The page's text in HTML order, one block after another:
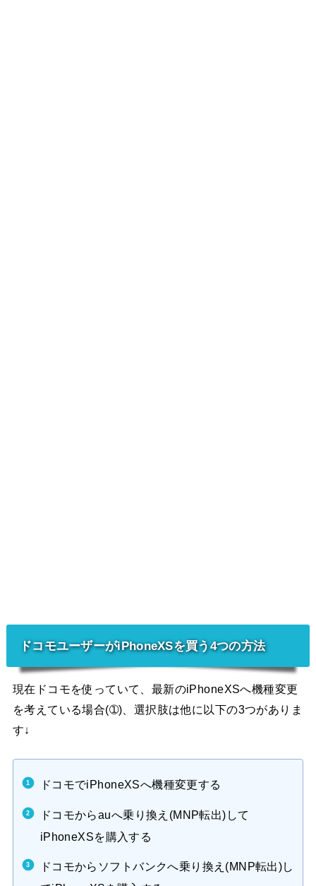
ドコモユーザーがiPhoneXSを買う4つの方法
現在ドコモを使っていて、最新のiPhoneXSへ機種変更
を考えている場合(➀)、選択肢は他に以下の3つがありま
す↓
ドコモでiPhoneXSへ機種変更する
ドコモからauへ乗り換え(MNP転出)して
iPhoneXSを購入する
ドコモからソフトバンクへ乗り換え(MNP転出)し